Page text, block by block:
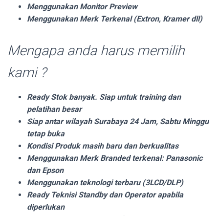
Menggunakan Monitor Preview
Menggunakan Merk Terkenal (Extron, Kramer dll)
Mengapa anda harus memilih
kami ?
Ready Stok banyak. Siap untuk training dan
pelatihan besar
Siap antar wilayah Surabaya 24 Jam, Sabtu Minggu
tetap buka
Kondisi Produk masih baru dan berkualitas
Menggunakan Merk Branded terkenal: Panasonic
dan Epson
Menggunakan teknologi terbaru (3LCD/DLP)
Ready Teknisi Standby dan Operator apabila
diperlukan